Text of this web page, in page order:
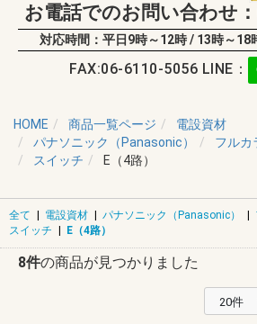
お電話でのお問い合わせ
対応時間：平日9時～12時 / 13時～
FAX:06-6110-5056 LINE：
HOME 商品一覧ページ
電設資材
パナソニック（Panasonic）
フルカ
スイッチ
E（4路）
全て | 電設資材 | パナソニック（Panasonic） |
スイッチ | E（4路）
8件の商品が見つかりました